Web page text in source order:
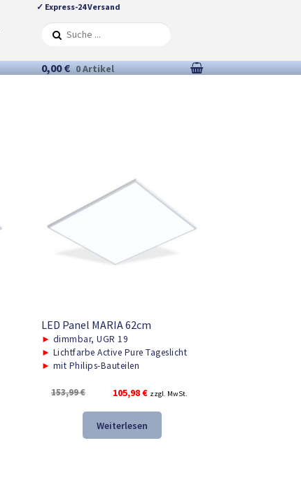
✓ Express-24 Versand
0,00 € 0 Artikel
LED Panel MARIA 62cm
► dimmbar, UGR 19
► Lichtfarbe Active Pure Tageslicht
► mit Philips-Bauteilen
153,99€
Ursprünglicher
war:
153,99 €
105,98€Aktueller
105,98 €.
zzgl. MwSt.
Weiterlesen